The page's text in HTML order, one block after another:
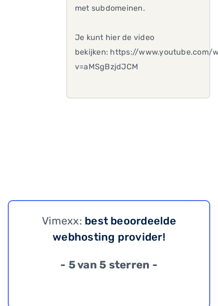
met subdomeinen.
Je kunt hier de video
bekijken: https://www.youtube.com/
v=aMSgBzjdJCM
Vimexx: best beoordeelde
webhosting provider!
- 5 van 5 sterren -